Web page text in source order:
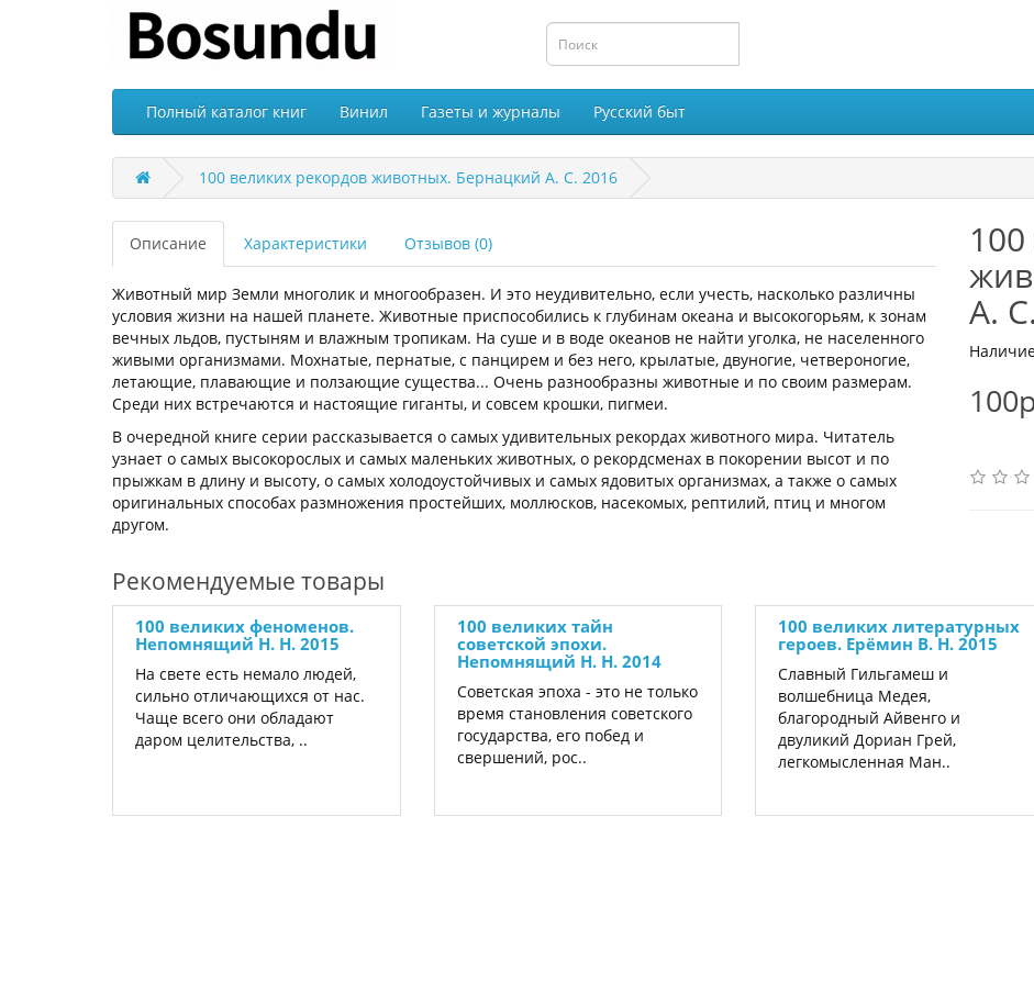
Полный каталог книг Винил Газеты и журналы Русский быт
100 великих рекордов животных. Бернацкий А. С. 2016
Описание Характеристики Отзывов (0)
Животный мир Земли многолик и многообразен. И это неудивительно, если учесть, насколько различны
условия жизни на нашей планете. Животные приспособились к глубинам океана и высокогорьям, к зонам
вечных льдов, пустыням и влажным тропикам. На суше и в воде океанов не найти уголка, не населенного
живыми организмами. Мохнатые, пернатые, с панцирем и без него, крылатые, двуногие, четвероногие,
летающие, плавающие и ползающие существа... Очень разнообразны животные и по своим размерам.
Среди них встречаются и настоящие гиганты, и совсем крошки, пигмеи.
В очередной книге серии рассказывается о самых удивительных рекордах животного мира. Читатель
узнает о самых высокорослых и самых маленьких животных, о рекордсменах в покорении высот и по
прыжкам в длину и высоту, о самых холодоустойчивых и самых ядовитых организмах, а также о самых
оригинальных способах размножения простейших, моллюсков, насекомых, рептилий, птиц и многом
другом.
А.
Рекомендуемые товары
100 великих феноменов.
Непомнящий Н. Н. 2015
На свете есть немало людей,
сильно отличающихся от нас.
Чаще всего они обладают
даром целительства, ..
100 великих тайн
советской эпохи.
Непомнящий Н. Н. 2014
Советская эпоха - это не только
время становления советского
государства, его побед и
свершений, рос..
100 великих литературных
героев. Ерёмин В. Н. 2015
Славный Гильгамеш и
волшебница Медея,
благородный Айвенго и
двуликий Дориан Грей,
легкомысленная Ман..